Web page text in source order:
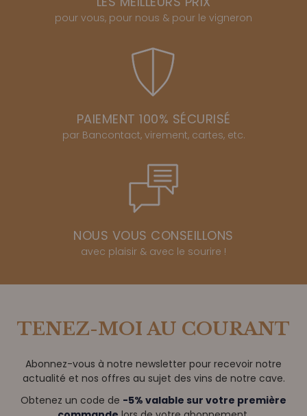
pour vous, pour nous & pour le vigneron
PAIEMENT 100% SÉCURISÉ
par Bancontact, virement, cartes, etc.
NOUS VOUS CONSEILLONS
avec plaisir & avec le sourire !
TENEZ-MOI AU COURANT
Abonnez-vous à notre newsletter pour recevoir notre
actualité et nos offres au sujet des vins de notre cave.
Obtenez un code de -5% valable sur votre première